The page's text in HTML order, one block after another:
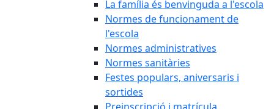
La família és benvinguda a l'escola
Normes de funcionament de
l'escola
Normes administratives
Normes sanitàries
Festes populars, aniversaris i
sortides